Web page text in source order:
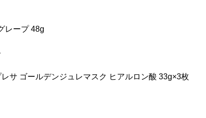
レープ 48g
ゴールデンジュレマスク ヒアルロン酸 33g×3枚